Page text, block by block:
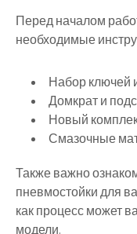
Перед началом
необходимые
Набор ключей
Домкрат и
Новый
Смазочные
Также важно
пневмостойки для
как процесс может
модели.